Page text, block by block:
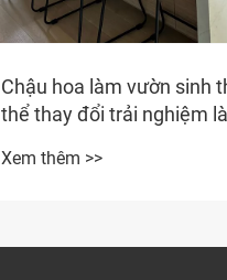
Chậu hoa làm vườn sinh
thể thay đổi trải nghiệm
nào?
Xem thêm >>